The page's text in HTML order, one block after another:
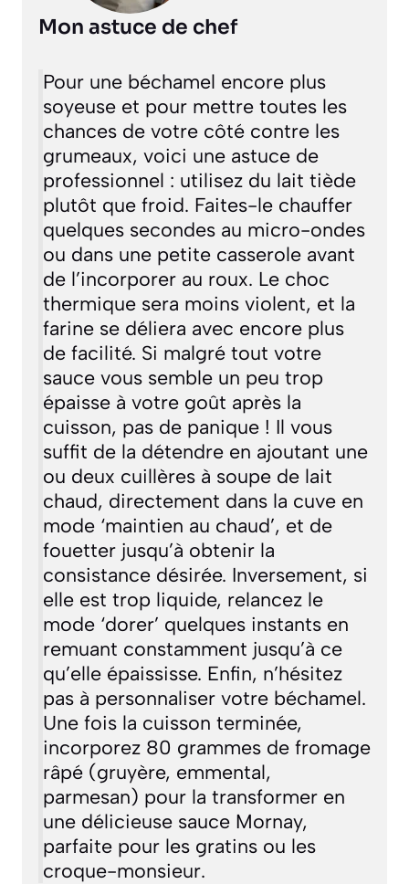
Mon astuce de chef
Pour une béchamel encore plus
soyeuse et pour mettre toutes les
chances de votre côté contre les
grumeaux, voici une astuce de
professionnel : utilisez du lait tiède
plutôt que froid. Faites-le chauffer
quelques secondes au micro-ondes
ou dans une petite casserole avant
de l’incorporer au roux. Le choc
thermique sera moins violent, et la
farine se déliera avec encore plus
de facilité. Si malgré tout votre
sauce vous semble un peu trop
épaisse à votre goût après la
cuisson, pas de panique ! Il vous
suffit de la détendre en ajoutant une
ou deux cuillères à soupe de lait
chaud, directement dans la cuve en
mode ‘maintien au chaud’, et de
fouetter jusqu’à obtenir la
consistance désirée. Inversement, si
elle est trop liquide, relancez le
mode ‘dorer’ quelques instants en
remuant constamment jusqu’à ce
qu’elle épaississe. Enfin, n’hésitez
pas à personnaliser votre béchamel.
Une fois la cuisson terminée,
incorporez 80 grammes de fromage
râpé (gruyère, emmental,
parmesan) pour la transformer en
une délicieuse sauce Mornay,
parfaite pour les gratins ou les
croque-monsieur.